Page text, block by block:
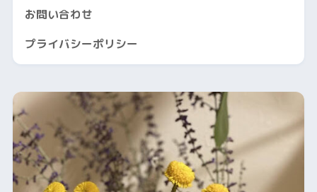
お問い合わせ
プライバシーポリシー